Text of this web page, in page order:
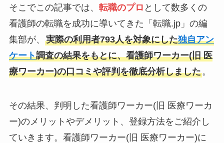
そこでこの記事では、 転職のプロ として数多くの
看護師の転職を成功に導いてきた「転職.jp」の編
集部が、 実際の利用者793人を対象にした独自アン
ケート調査の結果をもとに、看護師ワーカー(旧 医
療ワーカー)の口コミや評判を徹底分析しました。
その結果、判明した看護師ワーカー(旧 医療ワーカ
ー)のメリットやデメリット、登録方法をご紹介し
ていきます。看護師ワーカー(旧 医療ワーカー)に